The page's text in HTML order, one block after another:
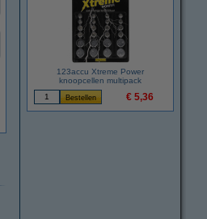
123accu Xtreme Power
knoopcellen multipack
€ 5,36